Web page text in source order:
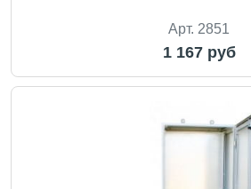
Арт. 2851
1 167 руб